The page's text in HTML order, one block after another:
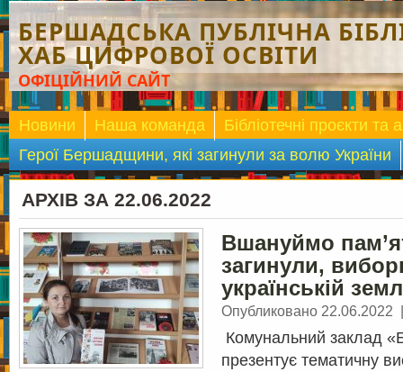
БЕРШАДСЬКА ПУБЛІЧНА
ХАБ ЦИФРОВОЇ ОСВІТИ
ОФІЦІЙНИЙ САЙТ
Новини Наша команда
Бібліотечні проєкти та
Герої Бершадщини, які загинули за волю України
АРХІВ ЗА 22.06.2022
Вшануймо
загинули,
українській
Опубликовано 22.06.2022
Комунальний заклад
презентує тематичну